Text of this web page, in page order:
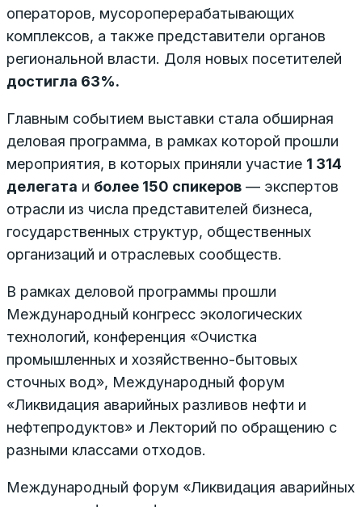
операторов, мусороперерабатывающих
комплексов, а также представители органов
региональной власти. Доля новых посетителей
достигла 63%.
Главным событием выставки стала обширная
деловая программа, в рамках которой прошли
мероприятия, в которых приняли участие 1 314
делегата и более 150 спикеров — экспертов
отрасли из числа представителей бизнеса,
государственных структур, общественных
организаций и отраслевых сообществ.
В рамках деловой программы прошли
Международный конгресс экологических
технологий, конференция «Очистка
промышленных и хозяйственно-бытовых
сточных вод», Международный форум
«Ликвидация аварийных разливов нефти и
нефтепродуктов» и Лекторий по обращению с
разными классами отходов.
Международный форум «Ликвидация аварийных